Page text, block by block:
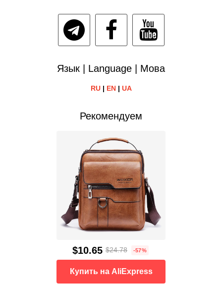
Язык | Language | Мова
RU| EN| UA
Рекомендуем
$10.65 $24.78 -57%
Купить на AliExpress